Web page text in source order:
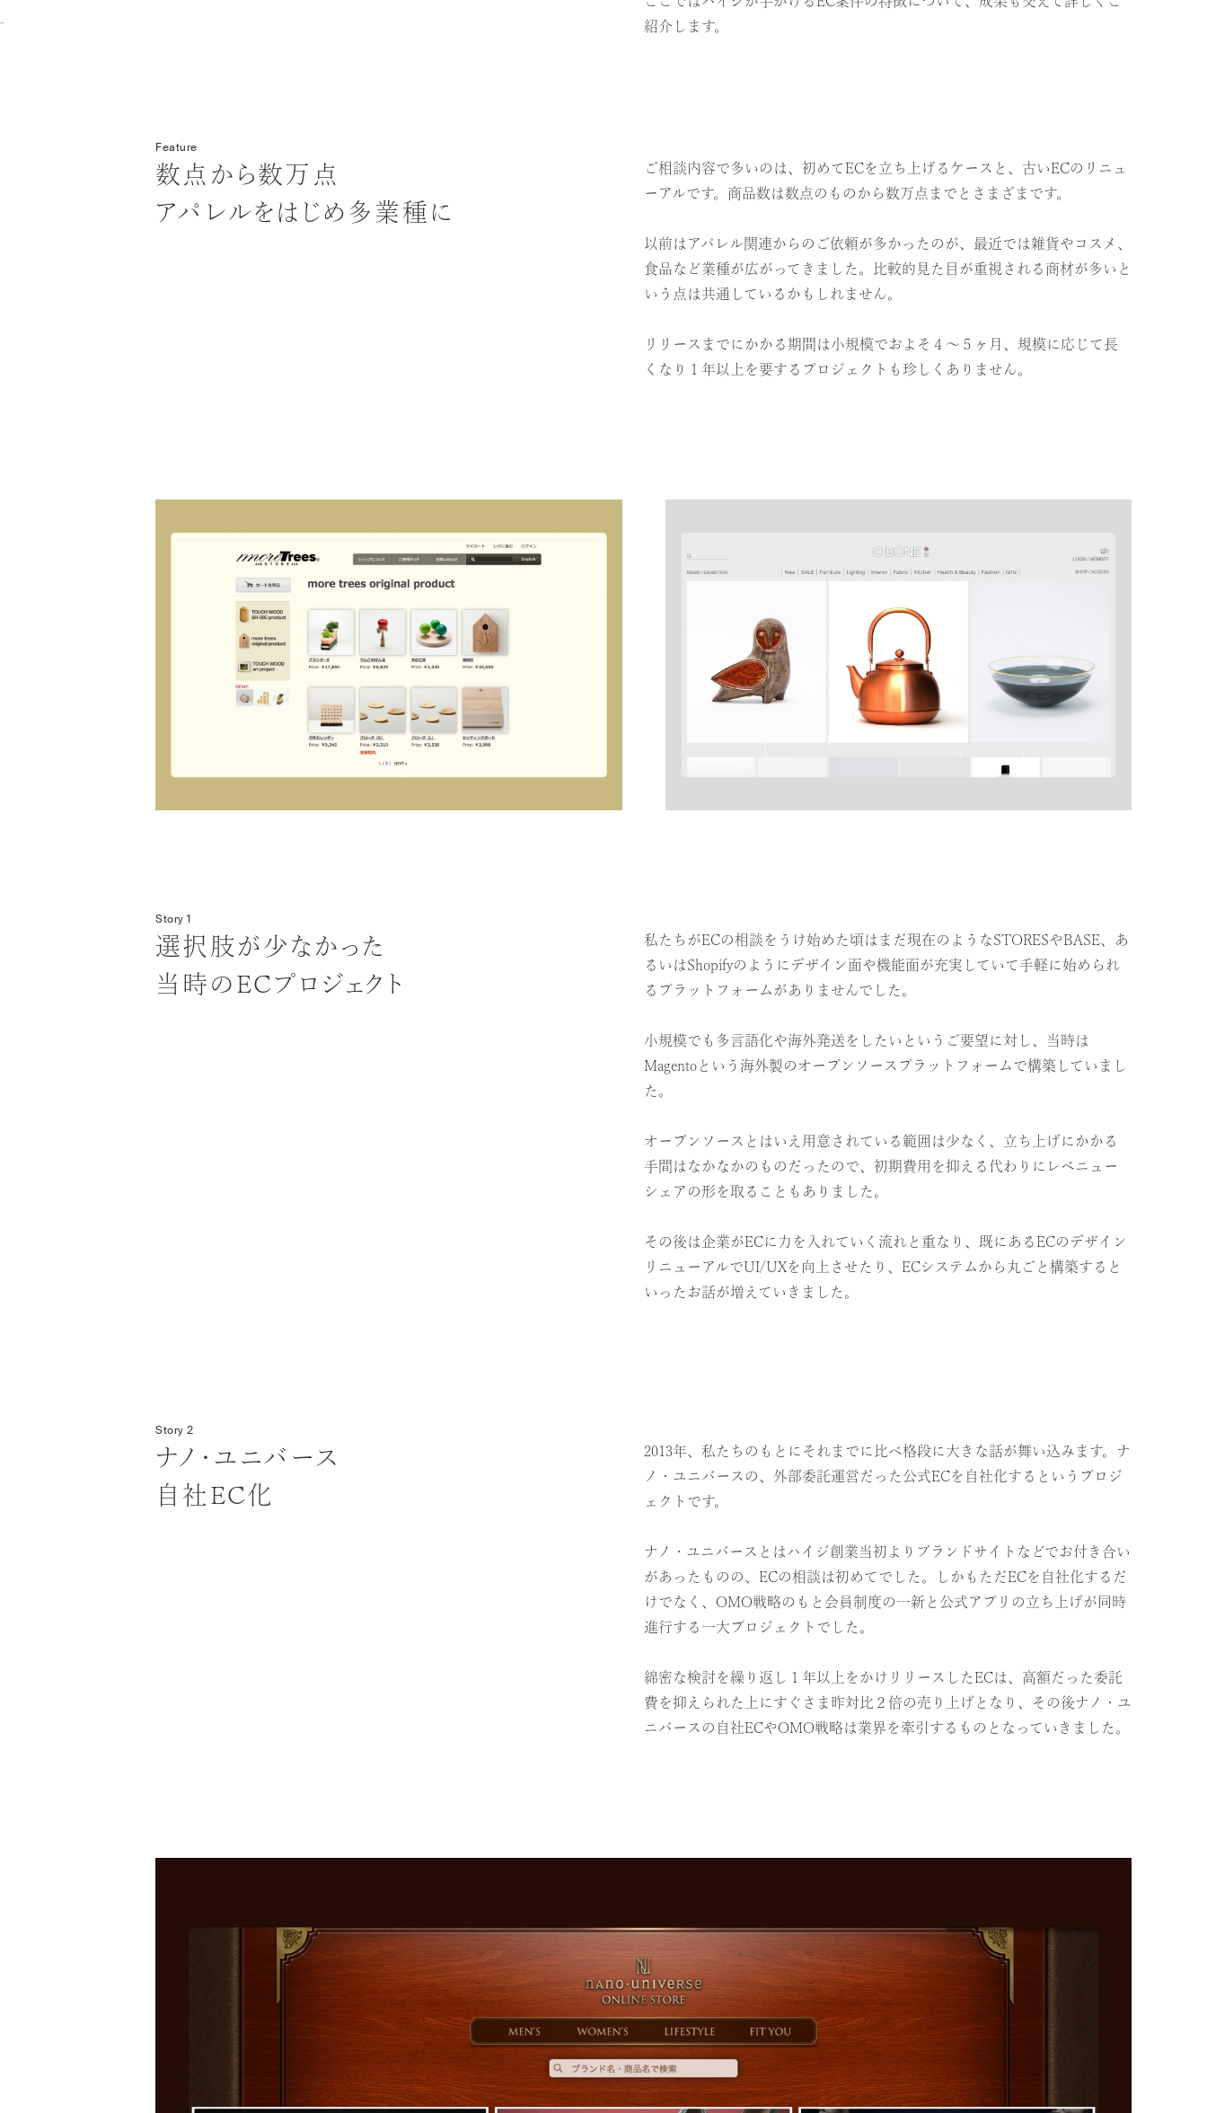
紹介します。
Feature
数点から数万点
アパレルをはじめ多業種に
ご相談内容で多いのは、初めてECを立ち上げるケースと、古いECのリニュ
ーアルです。商品数は数点のものから数万点までとさまざまです。
以前はアパレル関連からのご依頼が多かったのが、最近では雑貨やコスメ、
食品など業種が広がってきました。比較的見た目が重視される商材が多いと
いう点は共通しているかもしれません。
リリースまでにかかる期間は小規模でおよそ４〜５ヶ月、規模に応じて長
くなり１年以上を要するプロジェクトも珍しくありません。
Story 1
選択肢が少なかった
当時のECプロジェクト
私たちがECの相談をうけ始めた頃はまだ現在のようなSTORESやBASE、あ
るいはShopifyのようにデザイン面や機能面が充実していて手軽に始められ
るプラットフォームがありませんでした。
小規模でも多言語化や海外発送をしたいというご要望に対し、当時は
Magentoという海外製のオープンソースプラットフォームで構築していまし
た。
オープンソースとはいえ用意されている範囲は少なく、立ち上げにかかる
手間はなかなかのものだったので、初期費用を抑える代わりにレベニュー
シェアの形を取ることもありました。
その後は企業がECに力を入れていく流れと重なり、既にあるECのデザイン
リニューアルでUI/UXを向上させたり、ECシステムから丸ごと構築すると
いったお話が増えていきました。
Story 2
ナノ・ユニバース
自社EC化
2013年、私たちのもとにそれまでに比べ格段に大きな話が舞い込みます。ナ
ノ・ユニバースの、外部委託運営だった公式ECを自社化するというプロジ
ェクトです。
ナノ・ユニバースとはハイジ創業当初よりブランドサイトなどでお付き合い
があったものの、ECの相談は初めてでした。しかもただECを自社化するだ
けでなく、OMO戦略のもと会員制度の一新と公式アプリの立ち上げが同時
進行する一大プロジェクトでした。
綿密な検討を繰り返し１年以上をかけリリースしたECは、高額だった委託
費を抑えられた上にすぐさま昨対比２倍の売り上げとなり、その後ナノ・ユ
ニバースの自社ECやOMO戦略は業界を牽引するものとなっていきました。